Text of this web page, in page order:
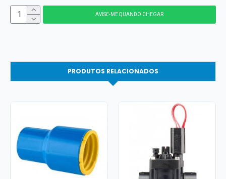
AVISE-ME QUANDO CHEGAR
PRODUTOS RELACIONADOS